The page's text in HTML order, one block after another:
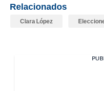
Relacionados
Clara López